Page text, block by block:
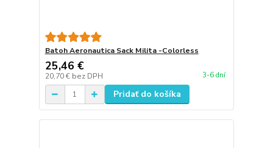
Batoh Aeronautica Sack Milita -Colorless
25,46 €
20,70 € bez DPH 3-6 dní
Pridať do košíka